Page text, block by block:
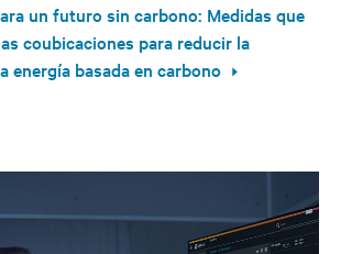
un futuro sin carbono: Medidas que
coubicaciones para reducir la
energía basada en carbono